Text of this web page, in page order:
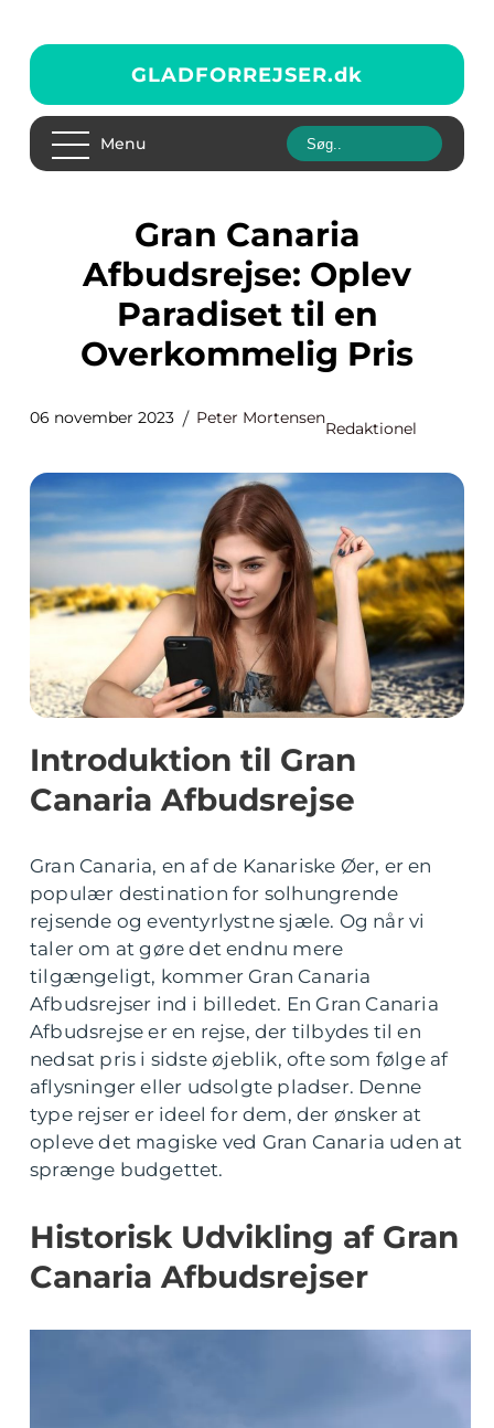
GLADFORREJSER.dk
Menu
Gran Canaria
Afbudsrejse: Oplev
Paradiset til en
Overkommelig Pris
06 november 2023 Peter Mortensen
Redaktionel
Introduktion til Gran
Canaria Afbudsrejse
Gran Canaria, en af de Kanariske Øer, er en
populær destination for solhungrende
rejsende og eventyrlystne sjæle. Og når vi
taler om at gøre det endnu mere
tilgængeligt, kommer Gran Canaria
Afbudsrejser ind i billedet. En Gran Canaria
Afbudsrejse er en rejse, der tilbydes til en
nedsat pris i sidste øjeblik, ofte som følge af
aflysninger eller udsolgte pladser. Denne
type rejser er ideel for dem, der ønsker at
opleve det magiske ved Gran Canaria uden at
sprænge budgettet.
Historisk Udvikling af Gran
Canaria Afbudsrejser